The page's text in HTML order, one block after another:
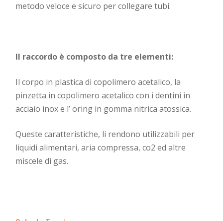
metodo veloce e sicuro per collegare tubi.
Il raccordo è composto da tre elementi:
Il corpo in plastica di copolimero acetalico, la
pinzetta in copolimero acetalico con i dentini in
acciaio inox e l’ oring in gomma nitrica atossica.
Queste caratteristiche, li rendono utilizzabili per
liquidi alimentari, aria compressa, co2 ed altre
miscele di gas.